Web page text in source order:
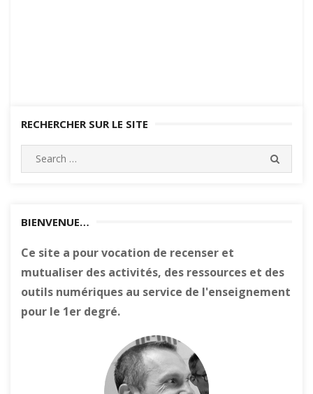
RECHERCHER SUR LE SITE
Search
for:
BIENVENUE…
Ce site a pour vocation de recenser et
mutualiser des activités, des ressources et des
outils numériques au service de l'enseignement
pour le 1er degré.